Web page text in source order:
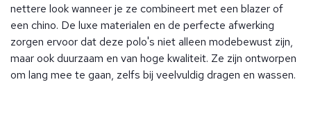
nettere look wanneer je ze combineert met een blazer of
een chino. De luxe materialen en de perfecte afwerking
zorgen ervoor dat deze polo's niet alleen modebewust zijn,
maar ook duurzaam en van hoge kwaliteit. Ze zijn ontworpen
om lang mee te gaan, zelfs bij veelvuldig dragen en wassen.